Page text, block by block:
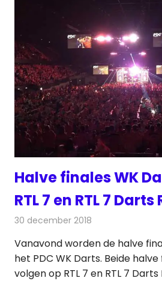
Halve finales WK
RTL 7 en RTL 7
30 december 2018
Vanavond worden de halve
het PDC WK Darts. Beide
volgen op RTL 7 en RTL 7 Darts